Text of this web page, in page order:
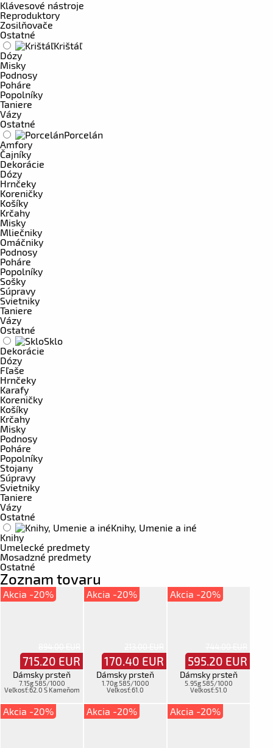
Klávesové nástroje
Reproduktory
Zosilňovače
Ostatné
Krištáľ
Dózy
Misky
Podnosy
Poháre
Popolníky
Taniere
Vázy
Ostatné
Porcelán
Amfory
Čajníky
Dekorácie
Dózy
Hrnčeky
Koreničky
Košíky
Krčahy
Misky
Mliečniky
Omáčniky
Podnosy
Poháre
Popolníky
Sošky
Súpravy
Svietniky
Taniere
Vázy
Ostatné
Sklo
Dekorácie
Dózy
Fľaše
Hrnčeky
Karafy
Koreničky
Košíky
Krčahy
Misky
Podnosy
Poháre
Popolníky
Stojany
Súpravy
Svietniky
Taniere
Vázy
Ostatné
Knihy, Umenie a iné
Knihy
Umelecké predmety
Mosadzné predmety
Ostatné
Zoznam tovaru
Akcia -20%
715.20 EUR
Dámsky prsteň
7.15g 585/1000
Veľkosť:62.0 S Kameňom
Akcia -20%
170.40 EUR
Dámsky prsteň
1.70g 585/1000
Veľkosť:61.0
Akcia -20%
595.20 EUR
Dámsky prsteň
5.95g 585/1000
Veľkosť:51.0
Akcia -20% Akcia -20% Akcia -20%